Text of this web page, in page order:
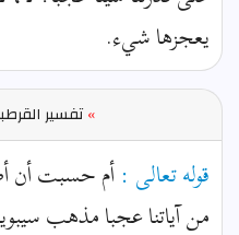
يعجزها شيء.
» تفسير
قوله تعالى :أم حسبت أن
من آياتنا عجبا مذهب